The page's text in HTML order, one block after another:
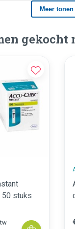
gekocht
stuks